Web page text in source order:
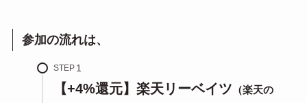
参加の流れは、
STEP
【+4%還元】楽天リーベイツ （楽天の